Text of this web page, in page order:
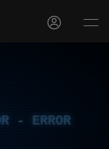
- ERROR